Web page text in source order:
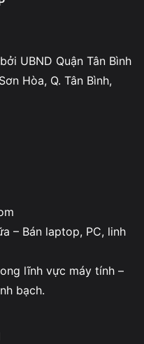
UBND Quận Tân Bình
Hòa, Q. Tân Bình,
– Bán laptop, PC, linh
lĩnh vực máy tính –
bạch.